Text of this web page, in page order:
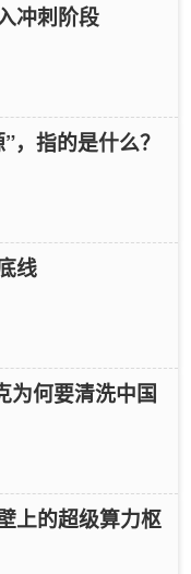
冲刺阶段
，指的是什么？
线
为何要清洗中国
上的超级算力枢